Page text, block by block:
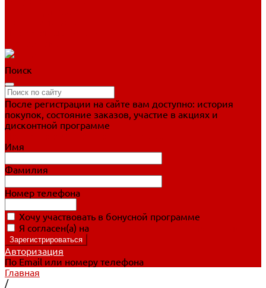
Поиск
После регистрации на сайте вам доступно: история
покупок, состояние заказов, участие в акциях и
дисконтной программе
Имя
Фамилия
Номер телефона
Хочу участвовать в бонусной программе
Я согласен(а) на
Авторизация
По Email или номеру телефона
Главная
/